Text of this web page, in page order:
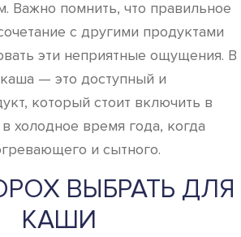
Важно помнить, что правильное
с другими продуктами
эти неприятные ощущения. В
— это доступный и
который стоит включить в
холодное время года, когда
и сытного.
ВЫБРАТЬ ДЛЯ
КАШИ